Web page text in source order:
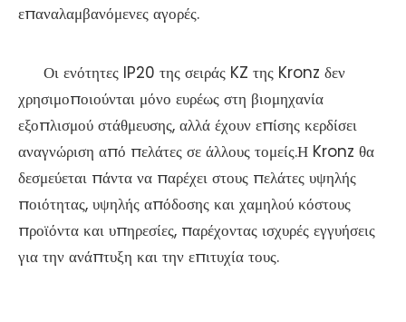
επαναλαμβανόμενες αγορές.
Οι ενότητες IP20 της σειράς KZ της Kronz δεν
χρησιμοποιούνται μόνο ευρέως στη βιομηχανία
εξοπλισμού στάθμευσης, αλλά έχουν επίσης κερδίσει
αναγνώριση από πελάτες σε άλλους τομείς.Η Kronz θα
δεσμεύεται πάντα να παρέχει στους πελάτες υψηλής
ποιότητας, υψηλής απόδοσης και χαμηλού κόστους
προϊόντα και υπηρεσίες, παρέχοντας ισχυρές εγγυήσεις
για την ανάπτυξη και την επιτυχία τους.